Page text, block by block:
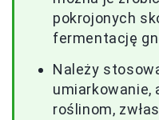
pokrojonych
fermentację
Należy
umiarkowanie,
roślinom,